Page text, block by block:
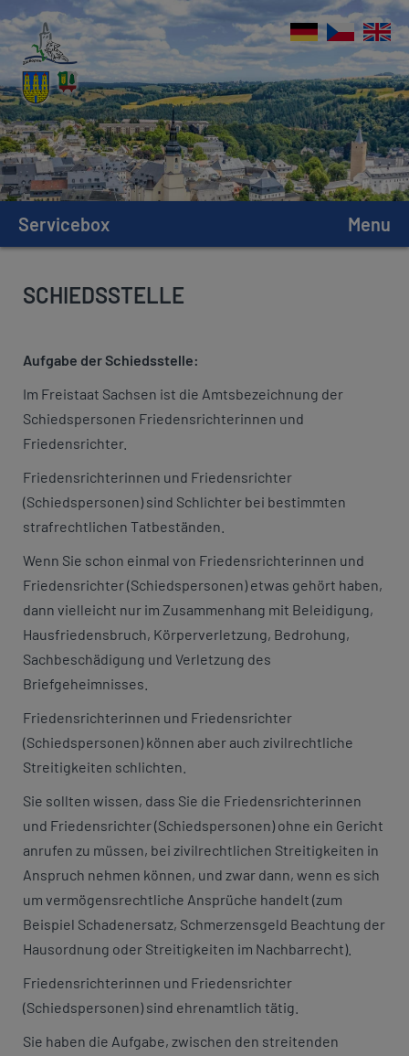
Servicebox Menu
SCHIEDSSTELLE
Aufgabe der Schiedsstelle:
Im Freistaat Sachsen ist die Amtsbezeichnung der
Schiedspersonen Friedensrichterinnen und
Friedensrichter.
Friedensrichterinnen und Friedensrichter
(Schiedspersonen) sind Schlichter bei bestimmten
strafrechtlichen Tatbeständen.
Wenn Sie schon einmal von Friedensrichterinnen und
Friedensrichter (Schiedspersonen) etwas gehört haben,
dann vielleicht nur im Zusammenhang mit Beleidigung,
Hausfriedensbruch, Körperverletzung, Bedrohung,
Sachbeschädigung und Verletzung des
Briefgeheimnisses.
Friedensrichterinnen und Friedensrichter
(Schiedspersonen) können aber auch zivilrechtliche
Streitigkeiten schlichten.
Sie sollten wissen, dass Sie die Friedensrichterinnen
und Friedensrichter (Schiedspersonen) ohne ein Gericht
anrufen zu müssen, bei zivilrechtlichen Streitigkeiten in
Anspruch nehmen können, und zwar dann, wenn es sich
um vermögensrechtliche Ansprüche handelt (zum
Beispiel Schadenersatz, Schmerzensgeld Beachtung der
Hausordnung oder Streitigkeiten im Nachbarrecht).
Friedensrichterinnen und Friedensrichter
(Schiedspersonen) sind ehrenamtlich tätig.
Sie haben die Aufgabe, zwischen den streitenden